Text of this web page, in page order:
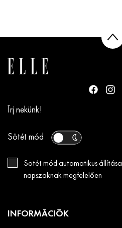
Írj nekünk!
Sötét mód
Sötét mód automatikus állítása
napszaknak megfelelően
INFORMÁCIÓK